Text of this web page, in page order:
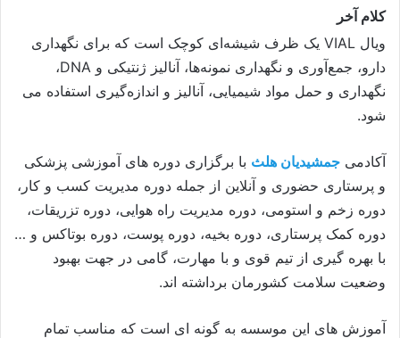
کلام آخر
ویال VIAL یک ظرف شیشه‌ای کوچک است که برای نگهداری
دارو، جمع‌آوری و نگهداری نمونه‌ها، آنالیز ژنتیکی و DNA،
نگهداری و حمل مواد شیمیایی، آنالیز و اندازه‌گیری استفاده می
شود.
آکادمی جمشیدیان هلث با برگزاری دوره های آموزشی پزشکی
و پرستاری حضوری و آنلاین از جمله دوره مدیریت کسب و کار،
دوره زخم و استومی، دوره مدیریت راه هوایی، دوره تزریقات،
دوره کمک پرستاری، دوره بخیه، دوره پوست، دوره بوتاکس و …
با بهره گیری از تیم قوی و با مهارت، گامی در جهت بهبود
وضعیت سلامت کشورمان برداشته اند.
آموزش های این موسسه به گونه ای است که مناسب تمام